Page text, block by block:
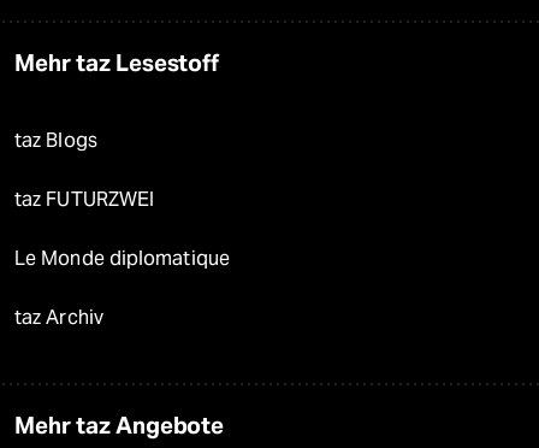
Mehr taz Lesestoff
taz Blogs
taz FUTURZWEI
Le Monde diplomatique
taz Archiv
Mehr taz Angebote